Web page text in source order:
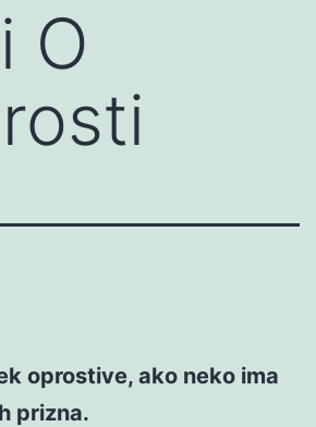
O
oprostive, ako neko ima
prizna.